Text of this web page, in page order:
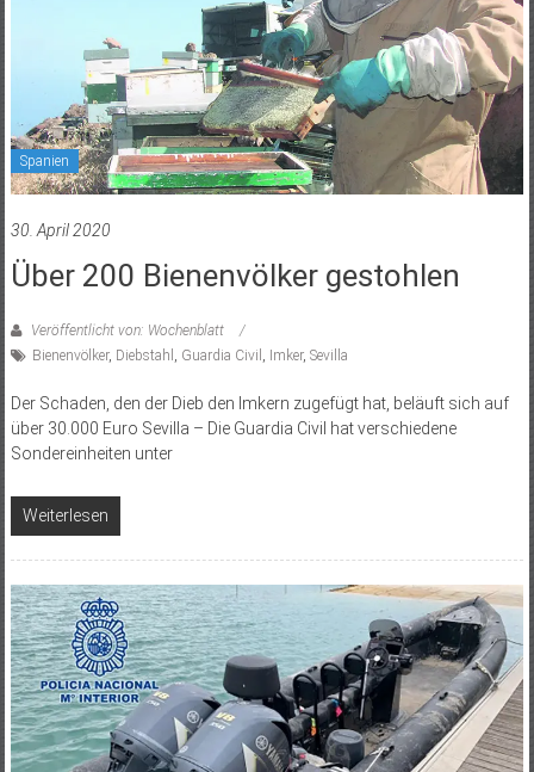
Spanien
30. April 2020
Über 200 Bienenvölker gestohlen
Veröffentlicht von: Wochenblatt
Bienenvölker, Diebstahl , Guardia Civil , Imker, Sevilla
Der Schaden, den der Dieb den Imkern zugefügt hat, beläuft sich auf
über 30.000 Euro Sevilla – Die Guardia Civil hat verschiedene
Sondereinheiten unter
Weiterlesen